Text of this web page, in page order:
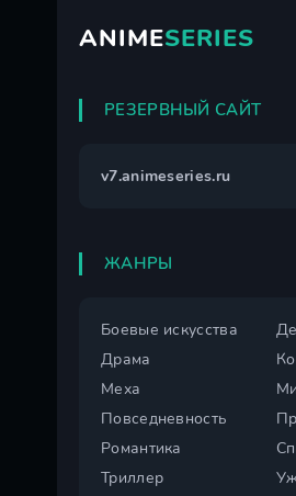
ANIMESERIES
РЕЗЕРВНЫЙ САЙТ
v7.animeseries.ru
ЖАНРЫ
Боевые искусства
Драма
Меха
Повседневность
Романтика
Триллер